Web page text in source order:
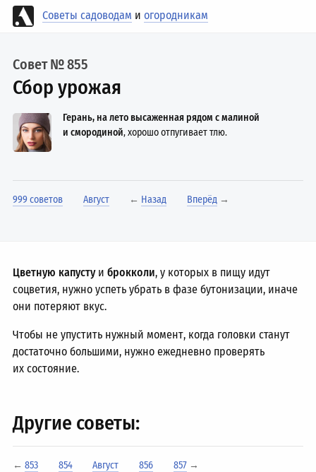
Советы садоводам иогородникам
Совет № 855
Сбор урожая
Герань, на лето высаженная рядом с малиной
и смородиной, хорошо отпугивает тлю.
999 советов Август ← Назад Вперёд→
Цветную капустуиброкколи, у которых в пищу идут
соцветия, нужно успеть убрать в фазе бутонизации, иначе
они потеряют вкус.
Чтобы не упустить нужный момент, когда головки станут
достаточно большими, нужно ежедневно проверять
их состояние.
Другие советы:
←853 854 Август 856 857→